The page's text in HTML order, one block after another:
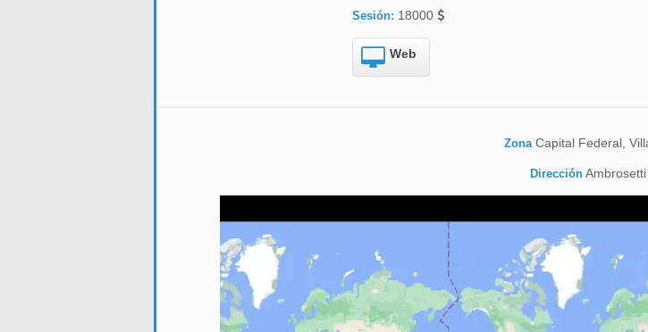
Sesión: 18000
Web
Zona Capital Federal,
Dirección